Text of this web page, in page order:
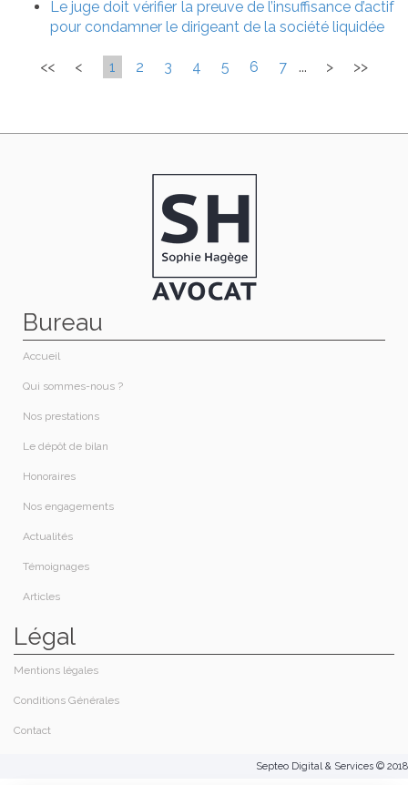
Le juge doit vérifier la preuve de l’insuffisance d’actif
pour condamner le dirigeant de la société liquidée
<< < 1 2 3 4 5 6 7 ... > >>
Bureau
Accueil
Qui sommes-nous ?​
Nos prestations​
Le dépôt de bilan
Honoraires​
Nos engagements
Actualités
Témoignages
Articles
Légal
Contact
Mentions légales
Conditions Générales
Septeo Digital & Services © 2018